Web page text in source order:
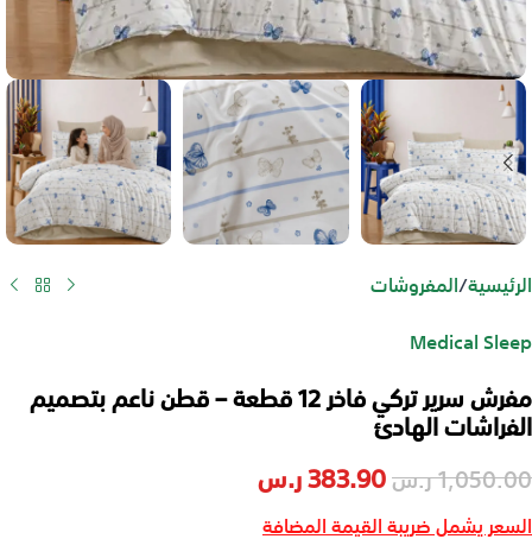
الرئيسية/المفروشات
Medical Sleep
مفرش سرير تركي فاخر 12 قطعة – قطن ناعم بتصميم
الفراشات الهادئ
1,050.00ر.س383.90ر.س
السعر يشمل ضريبة القيمة المضافة